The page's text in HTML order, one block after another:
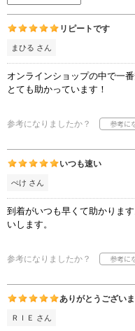
リピートです
まひる さん
オンラインショップの中で一
とても助かっています！
参考になりましたか？
いつも速い
ぺけ さん
到着がいつも早くて助かりま
いします。
参考になりましたか？
ありがとうござい
ＲＩＥ さん